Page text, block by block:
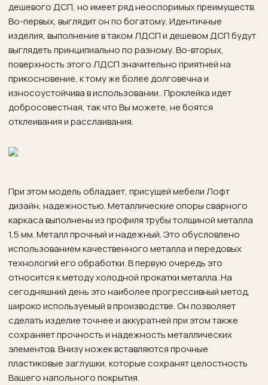
дешевого ДСП, но имеет ряд неоспоримых преимуществ.
Во-первых, выглядит он по богатому. Идентичные
изделия, выполнение в таком ЛДСП и дешевом ДСП будут
выглядеть принципиально по разному. Во-вторых,
поверхность этого ЛДСП значительно приятней на
прикосновение, к тому же более долговечна и
износоустойчива в использовании.. Проклейка идет
добросовестная, так что Вы можете, не боятся
отклеивания и расслаивания.
При этом модель обладает, присущей мебели Лофт
дизайн, надежностью. Металлические опоры сварного
каркаса выполнены из профиля трубы толщиной металла
1,5 мм. Металл прочный и надежный. Это обусловлено
использованием качественного металла и передовых
технологий его обработки. В первую очередь это
относится к методу холодной прокатки металла. На
сегодняшний день это наиболее прогрессивный метод,
широко используемый в производстве. Он позволяет
сделать изделие точнее и аккуратней при этом также
сохраняет прочность и надежность металлических
элементов. Внизу ножек вставляются прочные
пластиковые заглушки, которые сохранят целостность
Вашего напольного покрытия.